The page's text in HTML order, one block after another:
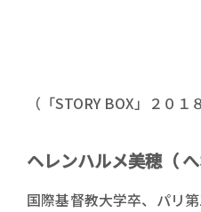
（「STORY BOX」２０１
ヘレンハルメ美穂（
国際基督教大学卒、パリ